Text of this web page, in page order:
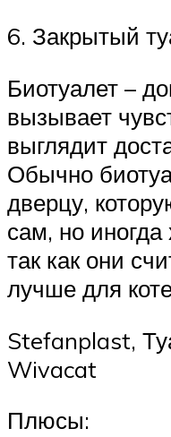
6. Закрытый
Биотуалет –
вызывает
выглядит
Обычно
дверцу,
сам, но
так как они
лучше для
Stefanplast,
Wivacat
Плюсы: